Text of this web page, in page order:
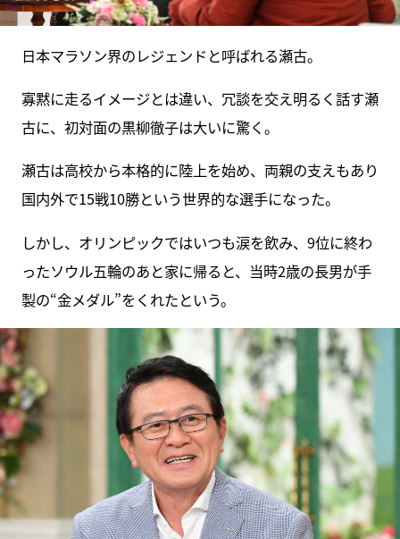
日本マラソン界のレジェンドと呼ばれる瀬古。
寡黙に走るイメージとは違い、冗談を交え明るく話す瀬
古に、初対面の黒柳徹子は大いに驚く。
瀬古は高校から本格的に陸上を始め、両親の支えもあり
国内外で15戦10勝という世界的な選手になった。
しかし、オリンピックではいつも涙を飲み、9位に終わ
ったソウル五輪のあと家に帰ると、当時2歳の長男が手
製の“金メダル”をくれたという。